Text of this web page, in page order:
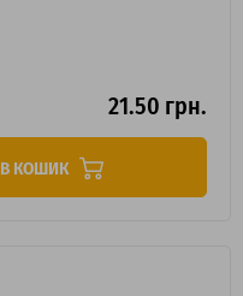
21.50 грн.
В КОШИК